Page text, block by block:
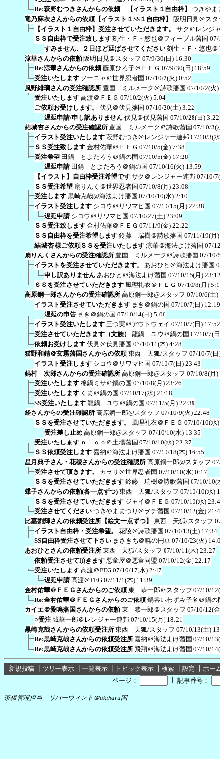
Re:萩野むつきさんからの依頼 【イラスト１自由枠】
つきやま
竜乃麻衣さんからの依頼【イラスト１SS１自由枠】
阪明日見＠スタ
【イラスト１自由枠】受注させていただきます。
サク＠レンジ
ＳＳ自由枠で受注致します 刻生・Ｆ・悠也＠フィーブル藩国 07/
すみません、２日ほど延ばさせてください 刻生・Ｆ・悠也
涼華さんからの依頼 阪明日見＠スタッフ 07/9/30(日) 16:30
Re:涼華さんからの依頼 藤原ひろ子＠ＦＥＧ 07/9/30(日) 18:59
受注いたします ソーニャ＠世界忍者国 07/10/2(火) 0:52
風野緋璃さんの受注確認所 豊国 ミルメーク＠詩歌藩国 07/10/2(火)
受注いたします 高渡＠ＦＥＧ 07/10/2(火) 5:04
ご依頼お受けします。
伏見＠伏見藩国 07/10/20(土) 3:22
遅延申請/申し訳ありません 伏見＠伏見藩国 07/10/28(日) 3:22
結城杏さんからの受注確認所 豊国 ミルメーク＠詩歌藩国 07/10/3(
イラスト受注いたします 萩野むつき＠レンジャー連邦 07/10/3(
ＳＳ受注致します 金村佑華＠ＦＥＧ 07/10/5(金) 7:38
受注希望 田鍋 とよたろう＠鍋の国 07/10/5(金) 17:28
遅延申請 田鍋 とよたろう＠鍋の国 07/10/16(火) 13:59
【イラスト】自由枠受注希望です サク＠レンジャー連邦 07/10/
ＳＳ受注希望 扇りんく＠世界忍者国 07/10/8(月) 23:08
受注します 黒崎克哉@海法よけ藩国 07/10/10(水) 2:10
イラスト受注します シコウ＠リワマヒ国 07/10/15(月) 22:38
遅延申請 シコウ＠リワマヒ国 07/10/27(土) 23:09
ＳＳ受注致します 金村佑華＠ＦＥＧ 07/11/9(金) 22:22
ＳＳ自由枠を受注希望します 鈴藤 瑞樹＠詩歌藩国 07/11/19(月
結城杏 様ご依頼ＳＳを受注いたします 涼華＠海法よけ藩国 07/
扇りんくさんからの受注確認所 豊国 ミルメーク＠詩歌藩国 07/10/
イラストを受注させていただきます。
あおひと＠海法よけ藩国
申し訳ありません あおひと＠海法よけ藩国 07/10/15(月) 23:12
ＳＳを受注させていただきます 風理礼衣＠ＦＥＧ 07/10/8(月)
高原鋼一郎さんからの受注確認所 高原鋼一郎@スタッフ 07/10/6(土)
イラスト受注させていただきます まき＠鍋の国 07/10/7(日) 12:19
遅延の申告 まき＠鍋の国 07/10/14(日) 5:00
イラスト受注いたします 三つ実＠アウトウェイ 07/10/7(日) 17:52
受注させていただきます（文族）
龍鍋 ユウ＠鍋の国 07/10/7(
依頼お受けします 伏見＠伏見藩国 07/10/11(木) 4:28
猫野和錆＠玄霧藩国さんからの依頼 東西 天狐/スタッフ 07/10/7(日
イラスト受注します シコウ＠リワマヒ国 07/10/7(日) 23:43
鍋村 次郎さんからの受注確認所 高原鋼一郎@スタッフ 07/10/8(月)
受注いたします 棉鍋ミサ＠鍋の国 07/10/8(月) 23:26
受注いたします くま＠鍋の国 07/10/17(水) 21:18
SS受注いたします 龍鍋 ユウ＠鍋の国 07/11/5(月) 22:39
経さんからの受注確認所 高原鋼一郎@スタッフ 07/10/9(火) 22:48
ＳＳを受注させていただきます。
風理礼衣＠ＦＥＧ 07/10/10(水
受注差し止め 高原鋼一郎@スタッフ 07/10/10(水) 13:35
受注いたします ｎｉｃｏ＠土場藩国 07/10/10(水) 22:37
ＳＳ依頼受注します 嘉納＠海法よけ藩国 07/10/18(木) 16:55
星月典子さん・花稜さんからの受注確認所 高原鋼一郎@スタッフ
受注させて頂きます。
カヲリ＠世界忍者国 07/10/10(水) 0:17
ＳＳを受注させていただきます 鈴藤 瑞樹＠詩歌藩国 07/10/10(
蝶子さんからの依頼(各一点ずつ) 東西 天狐/スタッフ 07/10/10(水)
ＳＳを受注させていただきます ジャイ＠ＦＥＧ 07/10/10(水)
受注させてください つきやままつり＠ヲチ藩国 07/10/12(金)
比嘉劉輝さんの依頼受注所【絵文一点ずつ】
東西 天狐/スタッフ
イラスト自由枠・受注希望。
花陵＠詩歌藩国 07/10/13(土) 17:34
SS自由枠受注させて下さい まさきち＠暁の円卓 07/10/23(火)
あおひとさんの依頼受注所 東西 天狐/スタッフ 07/10/11(木) 23:27
依頼受注させて頂きます 悪童屋＠悪童同盟 07/10/12(金) 22:17
受注いたします 高渡＠FEG 07/10/17(水) 2:47
遅延申請 高渡＠FEG 07/11/1(木) 11:39
金村佑華＠ＦＥＧさんからのご依頼 東 恭一郎＠スタッフ 07/10/
Re:金村佑華＠ＦＥＧさんからのご依頼 鍋谷いわずみ子名＠鍋の
カイエ＠愛鳴藩国さんからの依頼 東 恭一郎＠スタッフ 07/10/12(
○受注 城華一郎＠レンジャー連邦 07/10/15(月) 18:21
黒崎克哉さんからの依頼受注所 東西 天狐/スタッフ 07/10/13(土)
Re:黒崎克哉さんからの依頼受注所 嘉納＠海法よけ藩国 07/10/
Re:黒崎克哉さんからの依頼受注所 飛翔＠海法よけ藩国 07/10/
新規投稿 ツリー表示 一覧表示 トピック表示 検索 設定
ホー
ページ：
記事番号：
茶板管理担当 リバーウィンド＠akiharu国